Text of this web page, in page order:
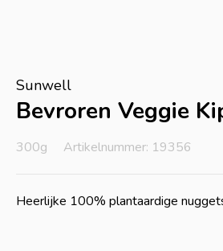
Sunwell
Bevroren Veggie
300g Artikelnummer: 19356
Heerlijke 100% plantaardige